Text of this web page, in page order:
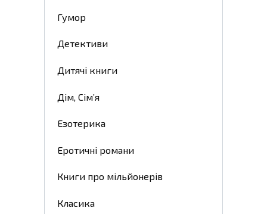
Гумор
Детективи
Дитячі книги
Дім, Сім’я
Езотерика
Еротичні романи
Книги про мільйонерів
Класика